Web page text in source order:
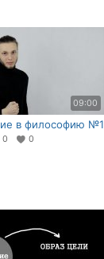
09:00
в философию №1
0 0